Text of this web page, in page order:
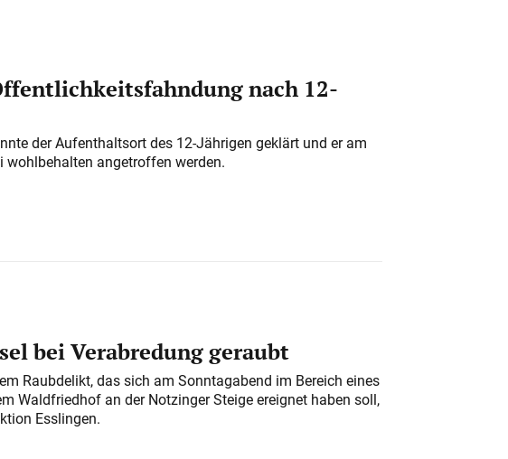
nach 12-
der Aufenthaltsort des 12-Jährigen geklärt und er am
angetroffen werden.
bei Verabredung geraubt
Raubdelikt, das sich am Sonntagabend im Bereich eines
Waldfriedhof an der Notzinger Steige ereignet haben soll,
Esslingen.